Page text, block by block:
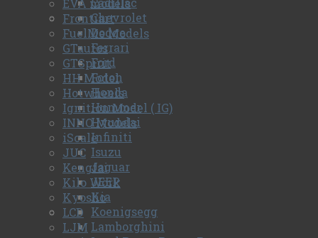
Chevrolet
Dodge
Ferrari
Ford
Foton
Honda
Hummer
Hyundai
Infiniti
Isuzu
Jaguar
JEEP
Kia
Koenigsegg
Lamborghini
EVA models
Frontiart
FuelMe Models
GTautos
GTSpirit
HH Model
Hotwheels
Ignition Model ( IG)
INNO Models
iScale
JUC
Kengfai
Kilo Work
Kyosho
LCD
LJM